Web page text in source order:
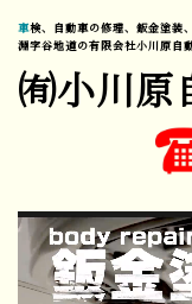
車検、自動車の修理、鈑金塗装、新車・中古車販売など車に関することは、岩手県盛岡市土
淵字谷地道の有限会社小川原自
㈲小川原